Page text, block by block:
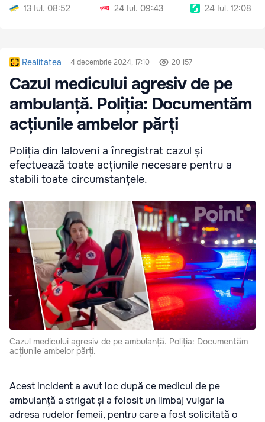
13 Iul. 08:52
24 Iul. 09:43
24 Iul. 12:08
Realitatea 4 decembrie 2024, 17:10 20 157
Cazul medicului agresiv de pe
ambulanță. Poliția: Documentăm
acțiunile ambelor părți
Poliția din Ialoveni a înregistrat cazul și
efectuează toate acțiunile necesare pentru a
stabili toate circumstanțele.
Cazul medicului agresiv de pe ambulanță. Poliția: Documentăm
acțiunile ambelor părți.
Acest incident a avut loc după ce medicul de pe
ambulanță a strigat și a folosit un limbaj vulgar la
adresa rudelor femeii, pentru care a fost solicitată o